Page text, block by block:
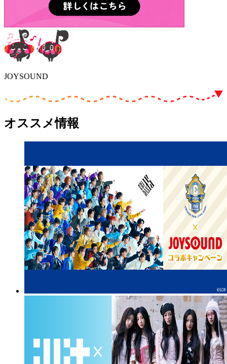
JOYSOUND
オススメ情報